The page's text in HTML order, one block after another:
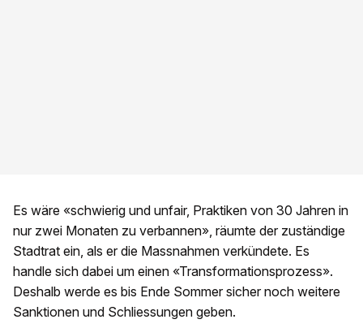
Es wäre «schwierig und unfair, Praktiken von 30 Jahren in
nur zwei Monaten zu verbannen», räumte der zuständige
Stadtrat ein, als er die Massnahmen verkündete. Es
handle sich dabei um einen «Transformationsprozess».
Deshalb werde es bis Ende Sommer sicher noch weitere
Sanktionen und Schliessungen geben.